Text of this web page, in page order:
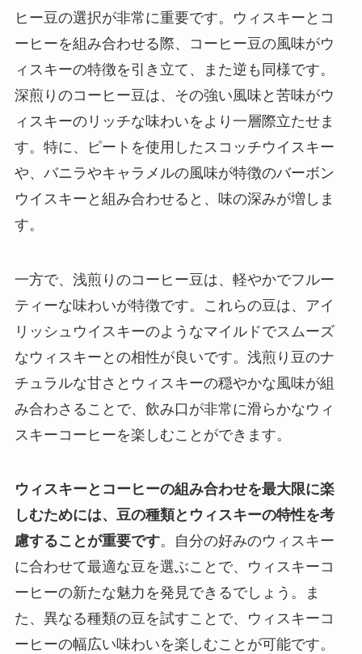
ヒー豆の選択が非常に重要です。ウィスキーとコ
ーヒーを組み合わせる際、コーヒー豆の風味がウ
ィスキーの特徴を引き立て、また逆も同様です。
深煎りのコーヒー豆は、その強い風味と苦味がウ
ィスキーのリッチな味わいをより一層際立たせま
す。特に、ピートを使用したスコッチウイスキー
や、バニラやキャラメルの風味が特徴のバーボン
ウイスキーと組み合わせると、味の深みが増しま
す。
一方で、浅煎りのコーヒー豆は、軽やかでフルー
ティーな味わいが特徴です。これらの豆は、アイ
リッシュウイスキーのようなマイルドでスムーズ
なウィスキーとの相性が良いです。浅煎り豆のナ
チュラルな甘さとウィスキーの穏やかな風味が組
み合わさることで、飲み口が非常に滑らかなウィ
スキーコーヒーを楽しむことができます。
ウィスキーとコーヒーの組み合わせを最大限に楽
しむためには、豆の種類とウィスキーの特性を考
慮することが重要です。自分の好みのウィスキー
に合わせて最適な豆を選ぶことで、ウィスキーコ
ーヒーの新たな魅力を発見できるでしょう。ま
た、異なる種類の豆を試すことで、ウィスキーコ
ーヒーの幅広い味わいを楽しむことが可能です。